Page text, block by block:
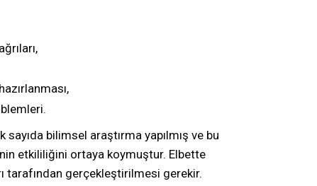
bilimsel araştırma yapılmış ve bu
etkililiğini ortaya koymuştur. Elbette
tarafından gerçekleştirilmesi gerekir.